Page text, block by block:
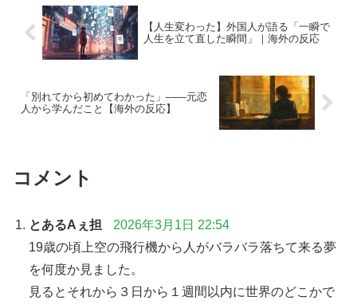
【人生変わった】外国人が語る「一瞬で
人生を立て直した瞬間」｜海外の反応
「別れてから初めてわかった」——元恋
人から学んだこと【海外の反応】
コメント
とあるAぇ担
2026年3月1日 22:54
19歳の頃上空の飛行機から人がバラバラ落ちて来る夢
を何度か見ました。
見るとそれから３日から１週間以内に世界のどこかで